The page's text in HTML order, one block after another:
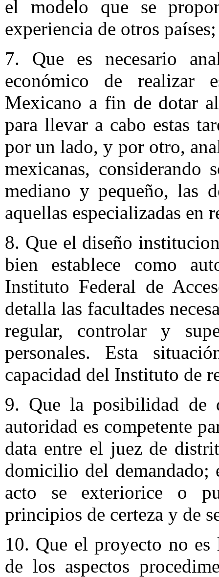
el modelo que se
experiencia de otros países;
7. Que es necesario
económico de realizar
Mexicano a fin de dotar
para llevar a cabo estas
por un lado, y por otro,
mexicanas, considerando
mediano y pequeño, las
aquellas especializadas en
8. Que el diseño
bien establece como
Instituto Federal de
detalla las facultades
regular, controlar y
personales. Esta
capacidad del Instituto de
9. Que la posibilidad de
autoridad es competente
data entre el juez de
domicilio del
acto se exteriorice o
principios de certeza y de
10. Que el proyecto no es
de los aspectos